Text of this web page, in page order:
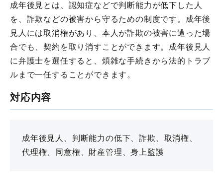
成年後見とは、認知症などで判断能力が低下した人
を、詐欺などの被害から守るための制度です。成年後
見人には取消権があり、本人が詐欺の被害に遭った場
合でも、契約を取り消すことができます。成年後見人
に弁護士を選任すると、煩雑な手続きから法的トラブ
ルまで一任することができます。
対応内容
成年後見人、判断能力の低下、詐欺、取消権、
代理権、同意権、財産管理、身上監護